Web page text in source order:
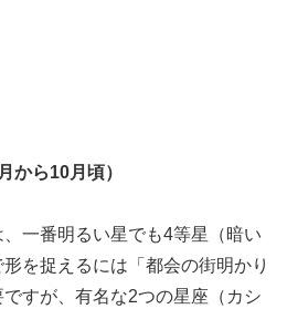
から10月頃）
一番明るい星でも4等星（暗い
を捉えるには「都会の街明かり
すが、有名な2つの星座（カシ